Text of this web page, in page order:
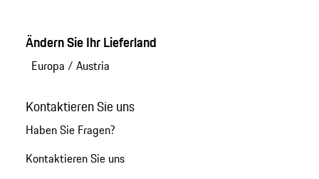
Ändern Sie Ihr Lieferland
Europa / Austria
Kontaktieren Sie uns
Haben Sie Fragen?
Kontaktieren Sie uns